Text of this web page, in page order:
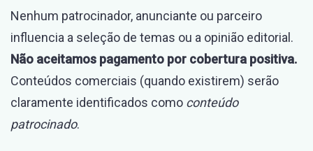
Nenhum patrocinador, anunciante ou parceiro
influencia a seleção de temas ou a opinião editorial.
Não aceitamos pagamento por cobertura positiva.
Conteúdos comerciais (quando existirem) serão
claramente identificados como conteúdo
patrocinado.